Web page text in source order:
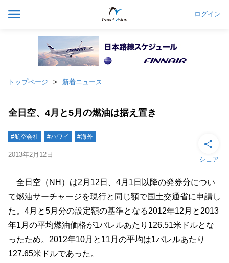
ログイン
トップページ 新着ニュース
全日空、4月と5月の燃油は据え置き
#航空会社 #ハワイ #海外
2013年2月12日
シェア
全日空（NH）は2月12日、4月1日以降の発券分につい
て燃油サーチャージを現行と同じ額で国土交通省に申請し
た。4月と5月分の設定額の基準となる2012年12月と2013
年1月の平均燃油価格が1バレルあたり126.51米ドルとな
ったため。2012年10月と11月の平均は1バレルあたり
127.65米ドルであった。